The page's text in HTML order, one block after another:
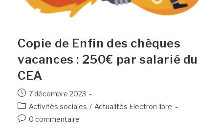
Copie de Enfin des chèques
vacances : 250€ par salarié du
CEA
7 décembre 2023
Activités sociales / Actualités Electron libre
0 commentaire